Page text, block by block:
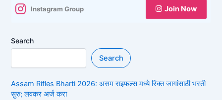
Instagram Group Join Now
Search
Search
Assam Rifles Bharti 2026: असम राइफल्स मध्ये रिक्त जागांसाठी भरती
सुरु; लवकर अर्ज करा